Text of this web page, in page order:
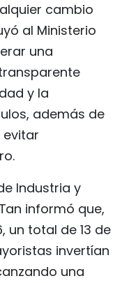
cambio
al Ministerio
una
y la
además de
Industria y
informó que,
un total de 13 de
invertían
una